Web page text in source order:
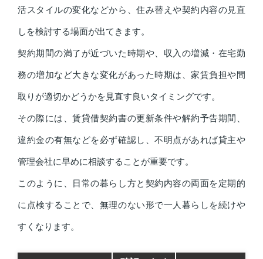
活スタイルの変化などから、住み替えや契約内容の見直
しを検討する場面が出てきます。
契約期間の満了が近づいた時期や、収入の増減・在宅勤
務の増加など大きな変化があった時期は、家賃負担や間
取りが適切かどうかを見直す良いタイミングです。
その際には、賃貸借契約書の更新条件や解約予告期間、
違約金の有無などを必ず確認し、不明点があれば貸主や
管理会社に早めに相談することが重要です。
このように、日常の暮らし方と契約内容の両面を定期的
に点検することで、無理のない形で一人暮らしを続けや
すくなります。